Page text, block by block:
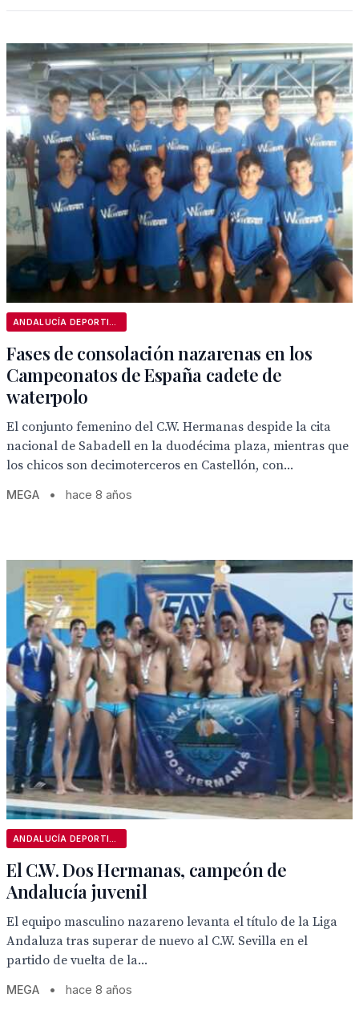
Fases de consolación nazarenas en los
Campeonatos de España cadete de
waterpolo
El conjunto femenino del C.W. Hermanas despide la cita
nacional de Sabadell en la duodécima plaza, mientras que
los chicos son decimoterceros en Castellón, con...
MEGA • hace 8 años
El C.W. Dos Hermanas, campeón de
Andalucía juvenil
El equipo masculino nazareno levanta el título de la Liga
Andaluza tras superar de nuevo al C.W. Sevilla en el
partido de vuelta de la...
MEGA • hace 8 años